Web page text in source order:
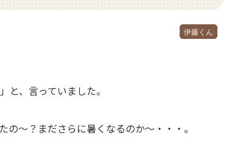
伊藤くん
と、言っていました。
～？まださらに暑くなるのか～・・・。